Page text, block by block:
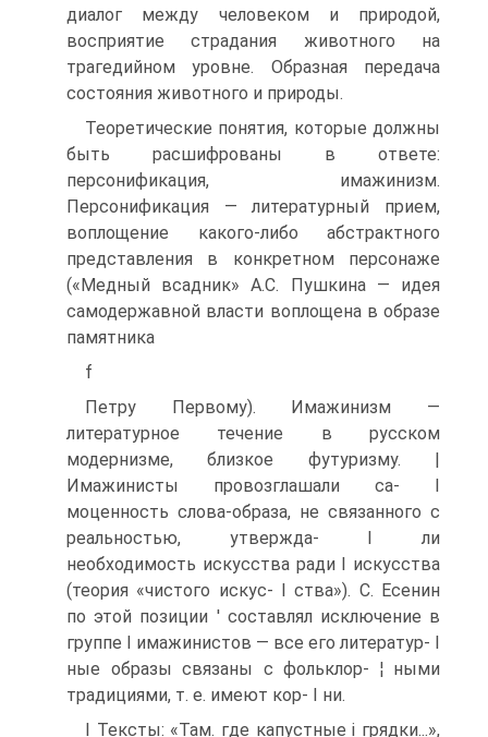
диалог между человеком и природой,
восприятие страдания животного на
трагедийном уровне. Образная передача
состояния животного и природы.
Теоретические понятия, которые должны
быть расшифрованы в ответе:
персонификация, имажинизм.
Персонификация — литературный прием,
воплощение какого-либо абстрактного
представления в конкретном персонаже
(«Медный всадник» А.С. Пушкина — идея
самодержавной власти воплощена в образе
памятника
f
Петру Первому). Имажинизм —
литературное течение в русском
модернизме, близкое футуризму. |
Имажинисты провозглашали са- I
моценность слова-образа, не связанного с
реальностью, утвержда- I ли
необходимость искусства ради I искусства
(теория «чистого искус- I ства»). С. Есенин
по этой позиции ' составлял исключение в
группе I имажинистов — все его литератур- I
ные образы связаны с фольклор- ¦ ными
традициями, т. е. имеют кор- I ни.
I Тексты: «Там. где капустные і грядки...»,